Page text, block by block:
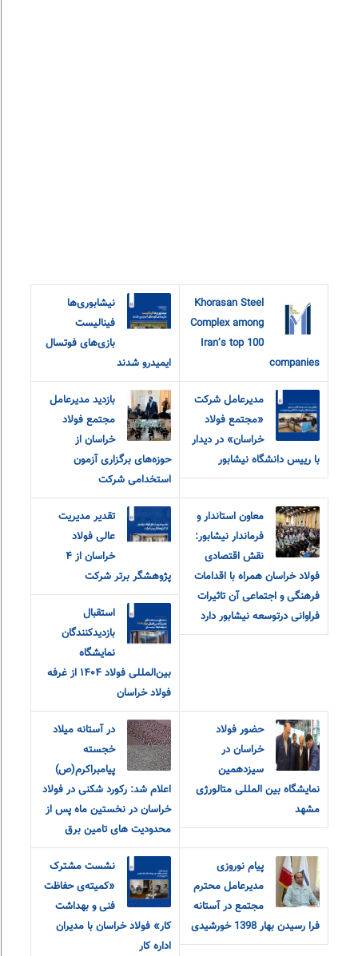
Khorasan Steel
Complex among
Iran’s top 100
companies
نیشابوری‌ها
فینالیست
بازی‌های فوتسال
ایمیدرو شدند
مدیرعامل شرکت
«مجتمع فولاد
خراسان» در دیدار
با رییس دانشگاه نیشابور
بازدید مدیرعامل
مجتمع فولاد
خراسان از
حوزه‌های برگزاری آزمون
استخدامی شرکت
معاون استاندار و
فرماندار نیشابور:
نقش اقتصادی
فولاد خراسان همراه با اقدامات
فرهنگی و اجتماعی آن تاثیرات
فراوانی درتوسعه نیشابور دارد
تقدیر مدیریت
عالی فولاد
خراسان از ۴
پژوهشگر برتر شرکت
استقبال
بازدیدکنندگان
نمایشگاه
بین‌المللی فولاد ۱۴۰۴ از غرفه
فولاد خراسان
حضور فولاد
خراسان در
سیزدهمین
نمایشگاه بین المللی متالورژی
مشهد
در آستانه میلاد
خجسته
پیامبراکرم(ص)
اعلام شد: رکورد شکنی در فولاد
خراسان در نخستین ماه پس از
محدودیت های تامین برق
پیام نوروزی
مدیرعامل محترم
مجتمع در آستانه
فرا رسیدن بهار 1398 خورشیدی
نشست مشترک
«کمیته‌ی حفاظت
فنی و بهداشت
کار» فولاد خراسان با مدیران
اداره کار